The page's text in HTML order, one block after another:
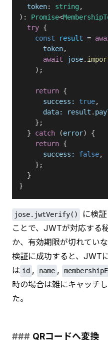
  token
: string ,
): Promise<
  try
{
    const
result =
      token
,
      await
jose.
    );
    return
{
      success:
true,
      data:
result .
    };
  }
catch (error) {
    return
{
      success:
false,
    };
  }
}
jose.jwtVerify()
に検
ことで、JWTが対応する
か、有効期限が切れてい
検証に成功すると、JWT
は id , name ,
時の場合は雑にキャッチ
た。
QRコードへ変換